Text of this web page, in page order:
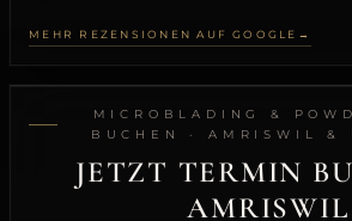
MEHR REZENSIONEN AUF GOOGLE
MICROBLADING &
BUCHEN · AMRISWIL &
JETZT TERMIN
AMRISWIL